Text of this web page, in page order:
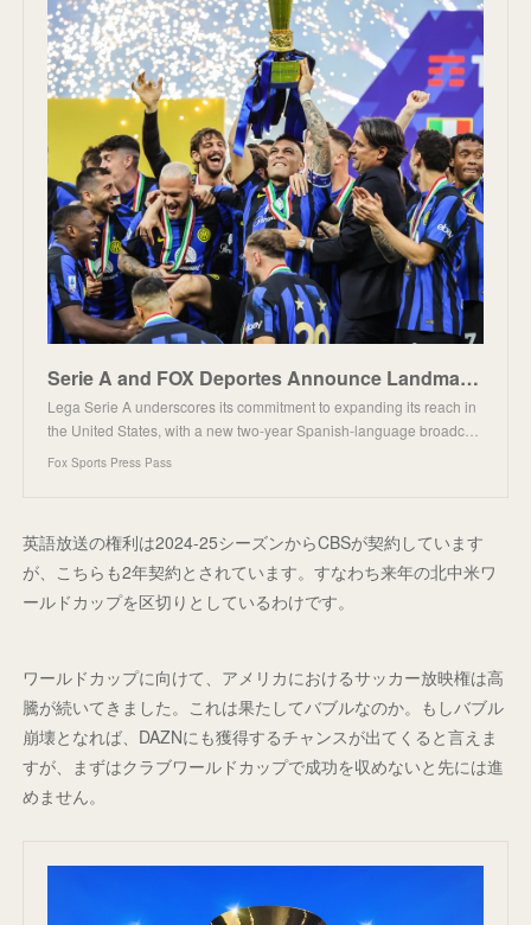
Serie A and FOX Deportes Announce Landmark U.S. Spanish-Language Media Rights Agreement
Lega Serie A underscores its commitment to expanding its reach in
the United States, with a new two-year Spanish-language broadc…
Fox Sports Press Pass
英語放送の権利は2024-25シーズンからCBSが契約しています
が、こちらも2年契約とされています。すなわち来年の北中米ワ
ールドカップを区切りとしているわけです。
ワールドカップに向けて、アメリカにおけるサッカー放映権は高
騰が続いてきました。これは果たしてバブルなのか。もしバブル
崩壊となれば、DAZNにも獲得するチャンスが出てくると言えま
すが、まずはクラブワールドカップで成功を収めないと先には進
めません。